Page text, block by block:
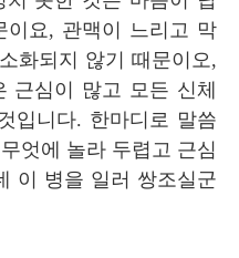
이요, 관맥이 느리고 막
화되지 않기 때문이오,
근심이 많고 모든 신체
입니다. 한마디로 말씀
엇에 놀라 두렵고 근심
이 병을 일러 쌍조실군